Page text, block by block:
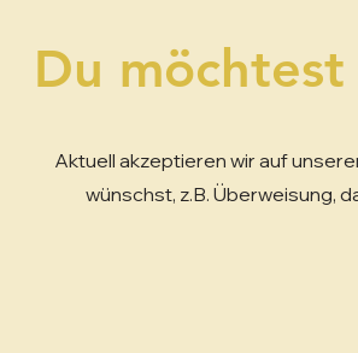
Du
Aktuell akzeptieren wir auf
wünschst, z.B. Überweisung,